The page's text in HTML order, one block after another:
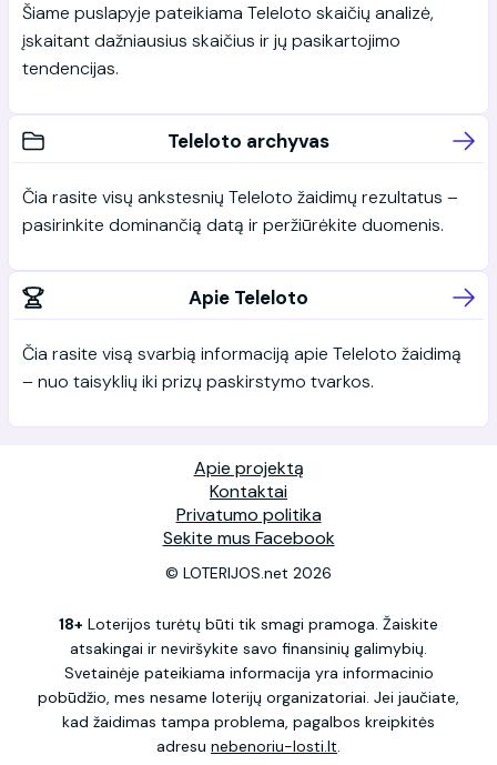
Šiame puslapyje pateikiama Teleloto skaičių analizė,
įskaitant dažniausius skaičius ir jų pasikartojimo
tendencijas.
Teleloto archyvas
Čia rasite visų ankstesnių Teleloto žaidimų rezultatus –
pasirinkite dominančią datą ir peržiūrėkite duomenis.
Apie Teleloto
Čia rasite visą svarbią informaciją apie Teleloto žaidimą
– nuo taisyklių iki prizų paskirstymo tvarkos.
Apie projektą
Kontaktai
Privatumo politika
Sekite mus Facebook
© LOTERIJOS.net 2026
18+ Loterijos turėtų būti tik smagi pramoga. Žaiskite
atsakingai ir neviršykite savo finansinių galimybių.
Svetainėje pateikiama informacija yra informacinio
pobūdžio, mes nesame loterijų organizatoriai. Jei jaučiate,
kad žaidimas tampa problema, pagalbos kreipkitės
adresu nebenoriu-losti.lt.